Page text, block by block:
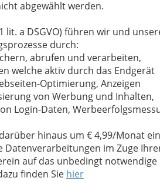
abgewählt werden.
lit. a DSGVO) führen wir und
durch:
abrufen und verarbeiten,
welche aktiv durch das Endgerät
Optimierung, Anzeigen
von Werbung und Inhalten,
Login-Daten,
hinaus um € 4,99/Monat
Datenverarbeitungen im Zuge
auf das unbedingt notwendige
finden Sie hier